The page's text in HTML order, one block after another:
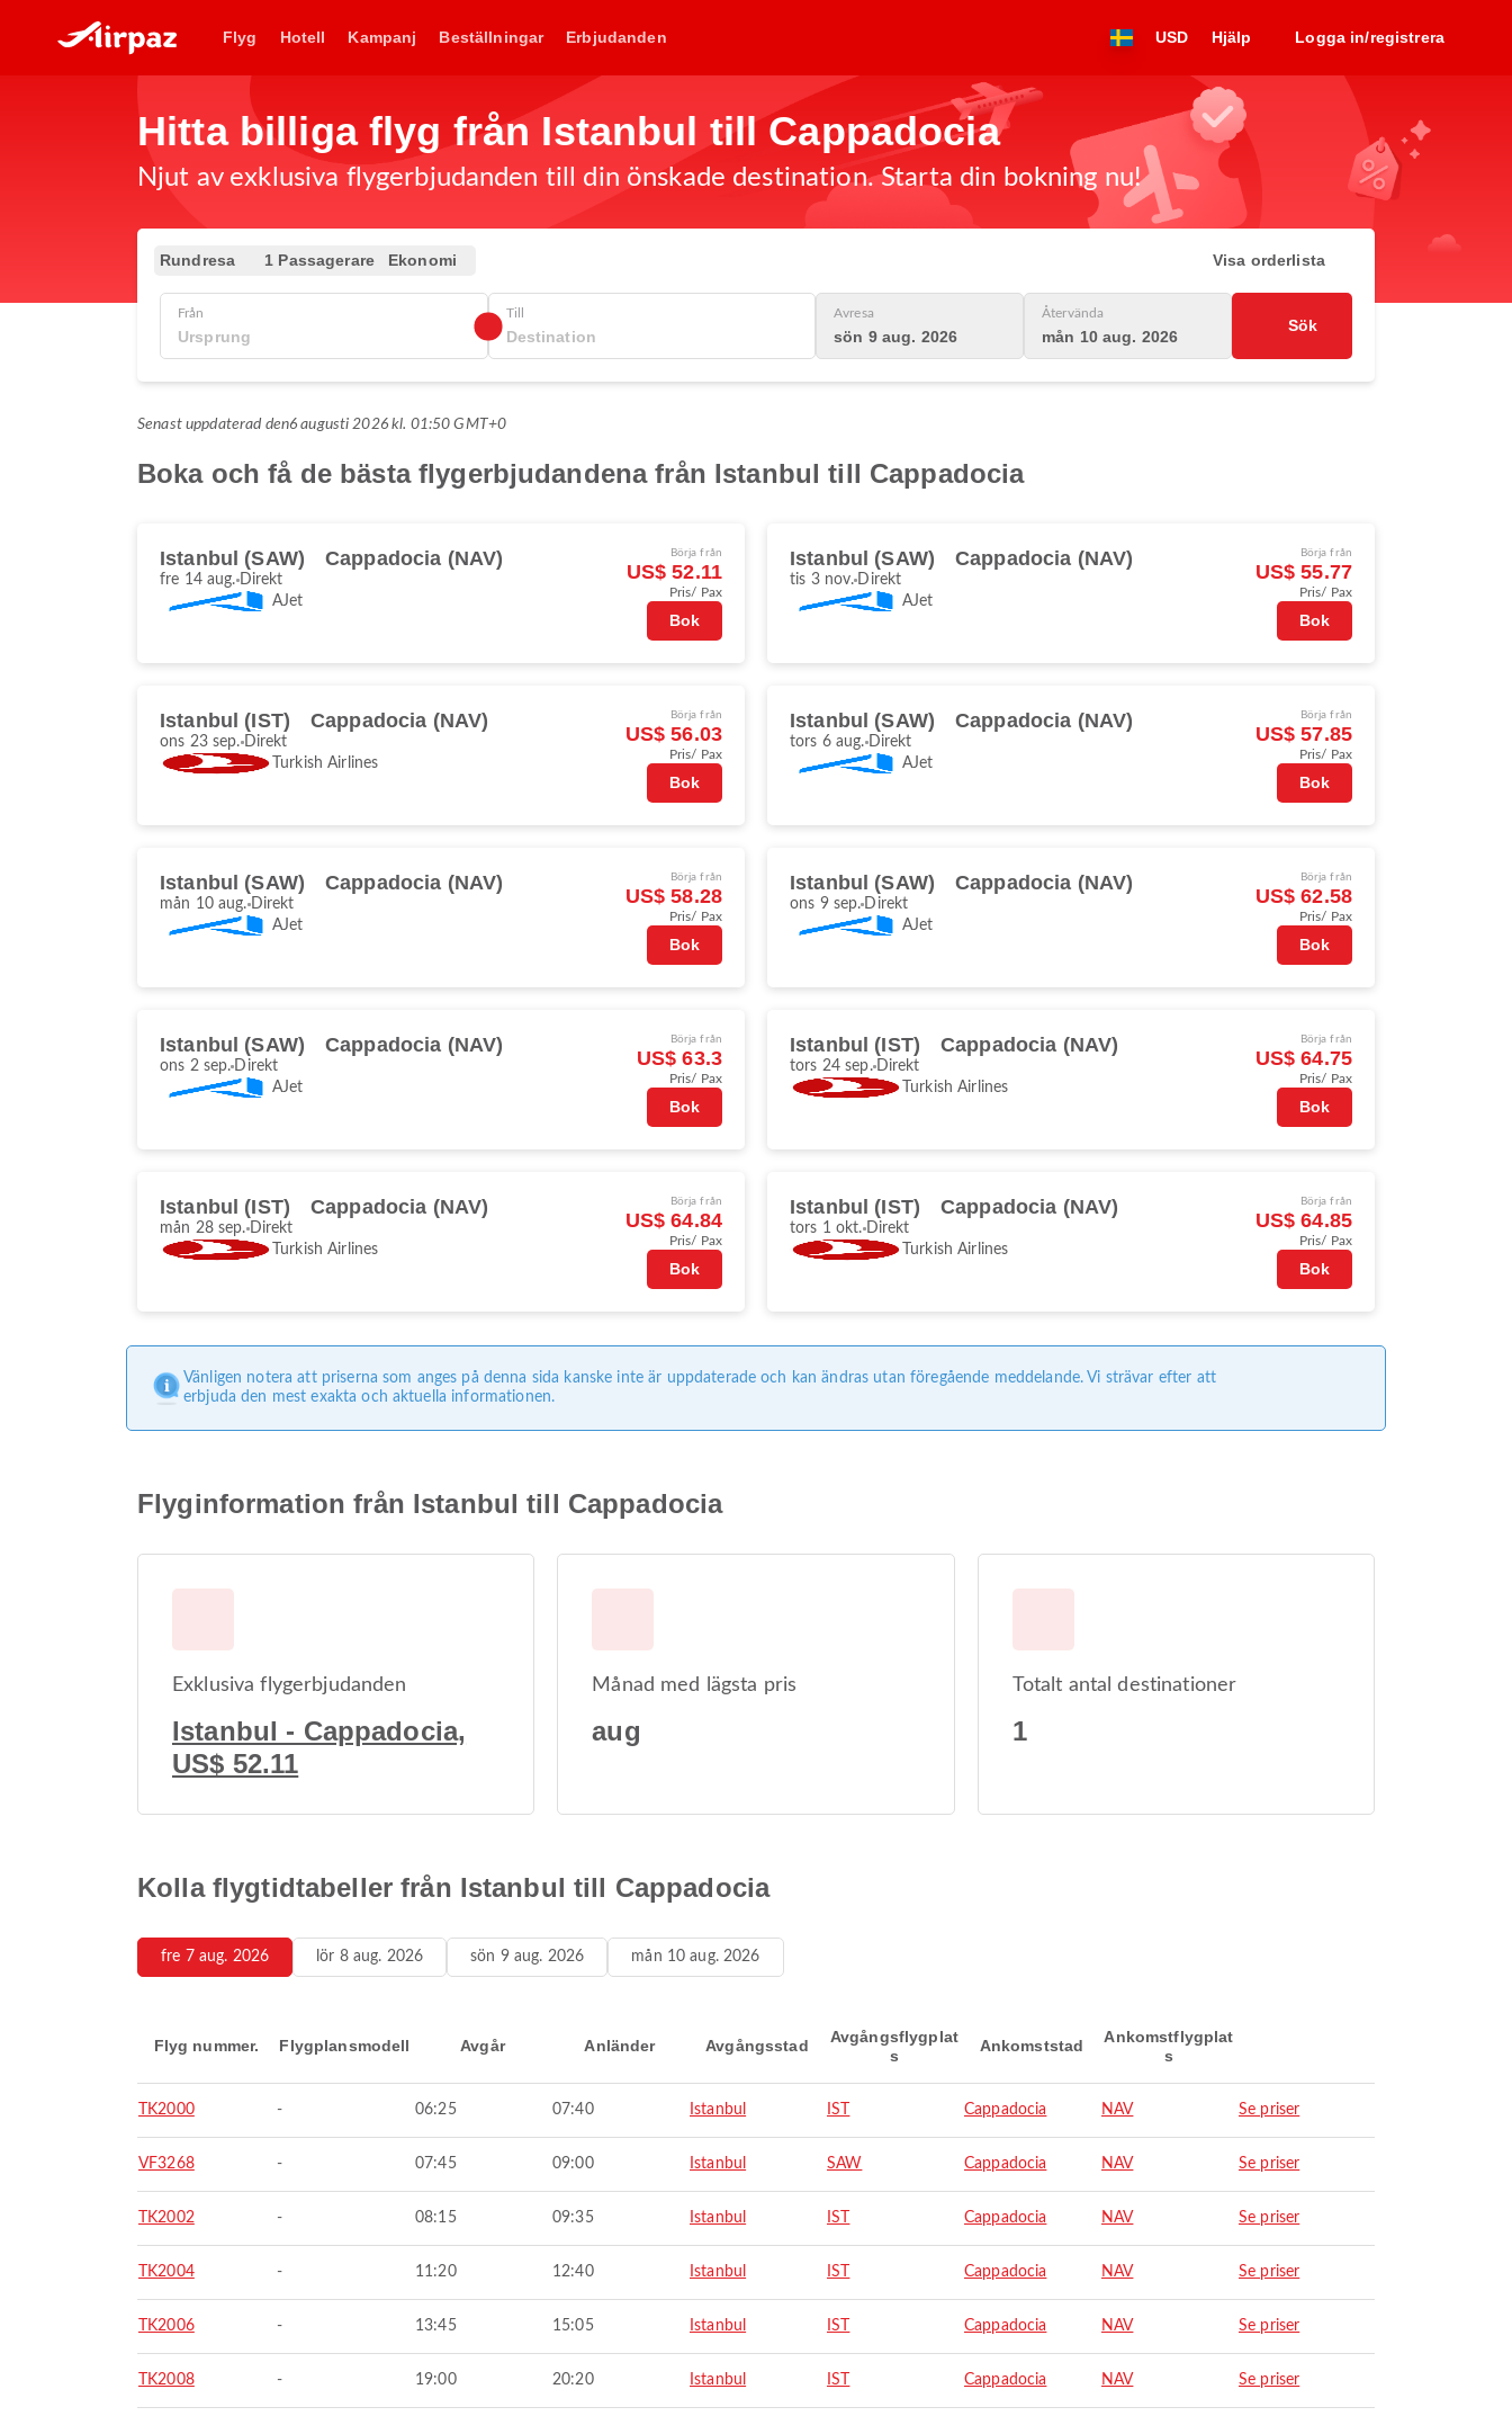
Flyg Hotell Kampanj Beställningar Erbjudanden USD Hjälp Logga in/registrera
Hitta billiga flyg från Istanbul till Cappadocia
Njut av exklusiva flygerbjudanden till din önskade destination. Starta din bokning nu!
Rundresa 1 Passagerare Ekonomi Visa orderlista
Från Till Avresa
sön 9 aug. 2026
Återvända
mån 10 aug. 2026
Sök
Senast uppdaterad den6 augusti 2026 kl. 01:50 GMT+0
Boka och få de bästa flygerbjudandena från Istanbul till Cappadocia
Istanbul (SAW) Cappadocia (NAV)
fre 14 aug. Direkt
AJet
Börja från
US$ 52.11
Pris/ Pax
Bok
Istanbul (SAW) Cappadocia (NAV)
tis 3 nov. Direkt
AJet
Börja från
US$ 55.77
Pris/ Pax
Bok
Istanbul (IST) Cappadocia (NAV)
ons 23 sep. Direkt
Turkish Airlines
Börja från
US$ 56.03
Pris/ Pax
Bok
Istanbul (SAW) Cappadocia (NAV)
tors 6 aug. Direkt
AJet
Börja från
US$ 57.85
Pris/ Pax
Bok
Istanbul (SAW) Cappadocia (NAV)
mån 10 aug. Direkt
AJet
Börja från
US$ 58.28
Pris/ Pax
Bok
Istanbul (SAW) Cappadocia (NAV)
ons 9 sep. Direkt
AJet
Börja från
US$ 62.58
Pris/ Pax
Bok
Istanbul (SAW) Cappadocia (NAV)
ons 2 sep. Direkt
AJet
Börja från
US$ 63.3
Pris/ Pax
Bok
Istanbul (IST) Cappadocia (NAV)
tors 24 sep. Direkt
Turkish Airlines
Börja från
US$ 64.75
Pris/ Pax
Bok
Istanbul (IST) Cappadocia (NAV)
mån 28 sep. Direkt
Turkish Airlines
Börja från
US$ 64.84
Pris/ Pax
Bok
Istanbul (IST) Cappadocia (NAV)
tors 1 okt. Direkt
Turkish Airlines
Börja från
US$ 64.85
Pris/ Pax
Bok
Vänligen notera att priserna som anges på denna sida kanske inte är uppdaterade och kan ändras utan föregående meddelande. Vi strävar efter att
erbjuda den mest exakta och aktuella informationen.
Flyginformation från Istanbul till Cappadocia
Exklusiva flygerbjudanden
Istanbul - Cappadocia,
US$ 52.11
Månad med lägsta pris
aug
Totalt antal destinationer
1
Kolla flygtidtabeller från Istanbul till Cappadocia
fre 7 aug. 2026 lör 8 aug. 2026 sön 9 aug. 2026 mån 10 aug. 2026
Flyg nummer. Flygplansmodell Avgår Anländer Avgångsstad
Avgångsflygplat
s
Ankomststad
Ankomstflygplat
s
TK2000 - 06:25 07:40 Istanbul IST Cappadocia NAV Se priser
VF3268 - 07:45 09:00 Istanbul SAW Cappadocia NAV Se priser
TK2002 - 08:15 09:35 Istanbul IST Cappadocia NAV Se priser
TK2004 - 11:20 12:40 Istanbul IST Cappadocia NAV Se priser
TK2006 - 13:45 15:05 Istanbul IST Cappadocia NAV Se priser
TK2008 - 19:00 20:20 Istanbul IST Cappadocia NAV Se priser